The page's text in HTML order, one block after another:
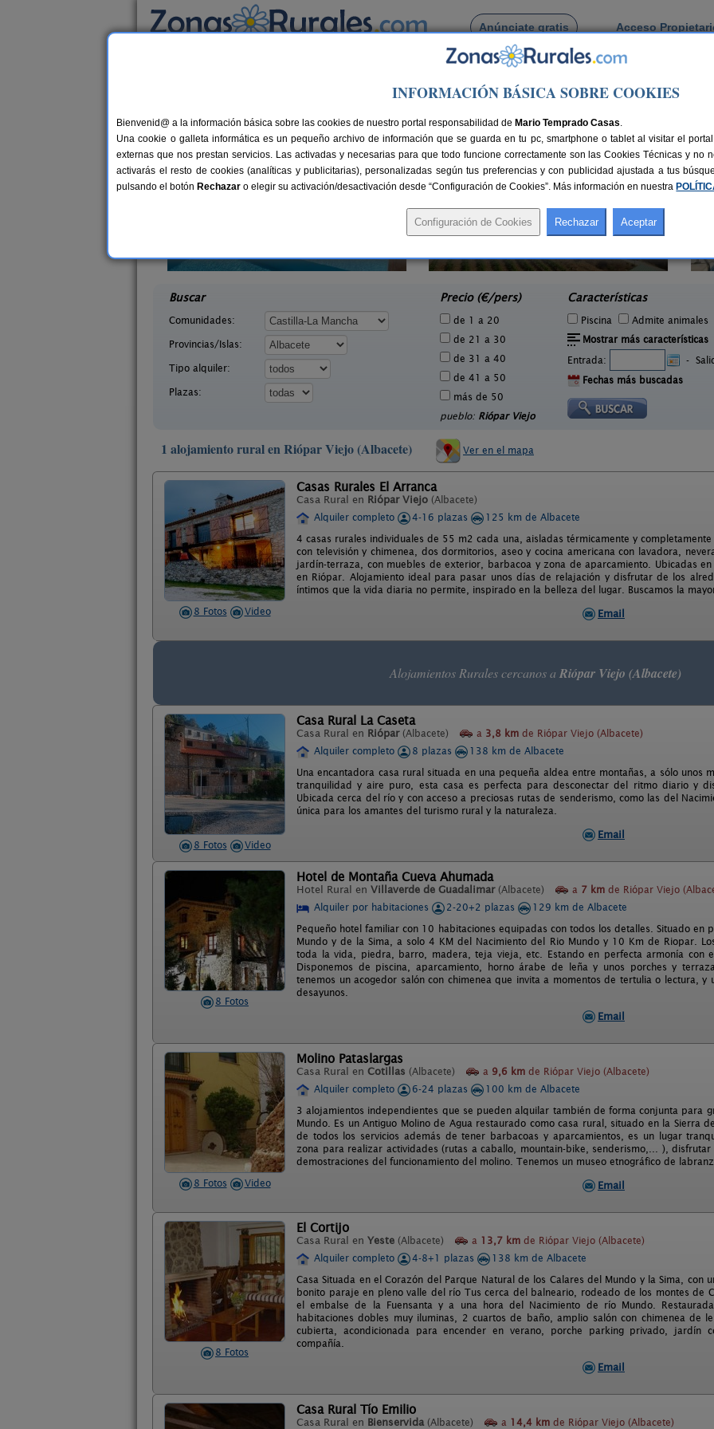
Anúnciate gratis Acceso
Busca por pueblo
> Riópar Viejo
Casas Rurales en Riópar Viejo
12 €
Finca El Romeral
Buscar
Comunidades:
Provincias/Islas:
Tipo alquiler:
Plazas:
Precio (€/pers)
de 1 a 20
de 21 a 30
de 31 a 40
de 41 a 50
más de 50
pueblo: Riópar Viejo
Características
Piscina
Admite animales
Mostrar más características
Entrada:
-
Fechas más buscadas
1 alojamiento rural en Riópar Viejo (Albacete) Ver en el mapa
8 Fotos Video
Casas Rurales El Arranca
Casa Rural en Riópar Viejo (Albacete)
Alquiler completo
4-16 plazas
125 km de Albacete
4 casas rurales individuales de 55 m2 cada una, aisladas térmicamente y
con televisión y chimenea, dos dormitorios, aseo y cocina americana con lavadora,
jardín-terraza, con muebles de exterior, barbacoa y zona de aparcamiento. Ubicadas
en Riópar. Alojamiento ideal para pasar unos días de relajación y disfrutar de los
íntimos que la vida diaria no permite, inspirado en la belleza del lugar. Buscamos la
Email
Alojamientos Rurales cercanos a Riópar Viejo (Albacete)
8 Fotos Video
Casa Rural La Caseta
Casa Rural en Riópar (Albacete) a 3,8 km de Riópar Viejo (Albacete)
Alquiler completo
8 plazas
138 km de Albacete
Una encantadora casa rural situada en una pequeña aldea entre montañas, a sólo unos
tranquilidad y aire puro, esta casa es perfecta para desconectar del ritmo diario y
Ubicada cerca del río y con acceso a preciosas rutas de senderismo, como las del
única para los amantes del turismo rural y la naturaleza.
Email
8 Fotos
Hotel de Montaña Cueva Ahumada
Hotel Rural en Villaverde de Guadalimar (Albacete) a 7 km de Riópar Viejo
Alquiler por habitaciones
2-20+2 plazas
129 km de Albacete
Pequeño hotel familiar con 10 habitaciones equipadas con todos los detalles. Situado en
Mundo y de la Sima, a solo 4 KM del Nacimiento del Rio Mundo y 10 Km de Riopar.
toda la vida, piedra, barro, madera, teja vieja, etc. Estando en perfecta armonía con
Disponemos de piscina, aparcamiento, horno árabe de leña y unos porches y
tenemos un acogedor salón con chimenea que invita a momentos de tertulia o lectura,
desayunos.
Email
8 Fotos Video
Molino Pataslargas
Casa Rural en Cotillas (Albacete) a 9,6 km de Riópar Viejo (Albacete)
Alquiler completo
6-24 plazas
100 km de Albacete
3 alojamientos independientes que se pueden alquilar también de forma conjunta para
Mundo. Es un Antiguo Molino de Agua restaurado como casa rural, situado en la Sierra
de todos los servicios además de tener barbacoas y aparcamientos, es un lugar
zona para realizar actividades (rutas a caballo, mountain-bike, senderismo,... ),
demostraciones del funcionamiento del molino. Tenemos un museo etnográfico de
Email
8 Fotos
El Cortijo
Casa Rural en Yeste (Albacete) a 13,7 km de Riópar Viejo (Albacete)
Alquiler completo
4-8+1 plazas
138 km de Albacete
Casa Situada en el Corazón del Parque Natural de los Calares del Mundo y la Sima, con
bonito paraje en pleno valle del río Tus cerca del balneario, rodeado de los montes de
el embalse de la Fuensanta y a una hora del Nacimiento de río Mundo.
habitaciones dobles muy iluminas, 2 cuartos de baño, amplio salón con chimenea de
cubierta, acondicionada para encender en verano, porche parking privado, jardín
compañía.
Email
Casa Rural Tío Emilio
Casa Rural en Bienservida (Albacete) a 14,4 km de Riópar Viejo (Albacete)
INFORMACIÓN BÁSICA SOBRE COOKIES
Bienvenid@ a la información básica sobre las cookies de nuestro portal responsabilidad de Mario Temprado Casas.
Una cookie o galleta informática es un pequeño archivo de información que se guarda en tu pc, smartphone o tablet al visitar el
externas que nos prestan servicios. Las activadas y necesarias para que todo funcione correctamente son las Cookies Técnicas y no
activarás el resto de cookies (analíticas y publicitarias), personalizadas según tus preferencias y con publicidad ajustada a tus
pulsando el botón Rechazar o elegir su activación/desactivación desde “Configuración de Cookies”. Más información en nuestra